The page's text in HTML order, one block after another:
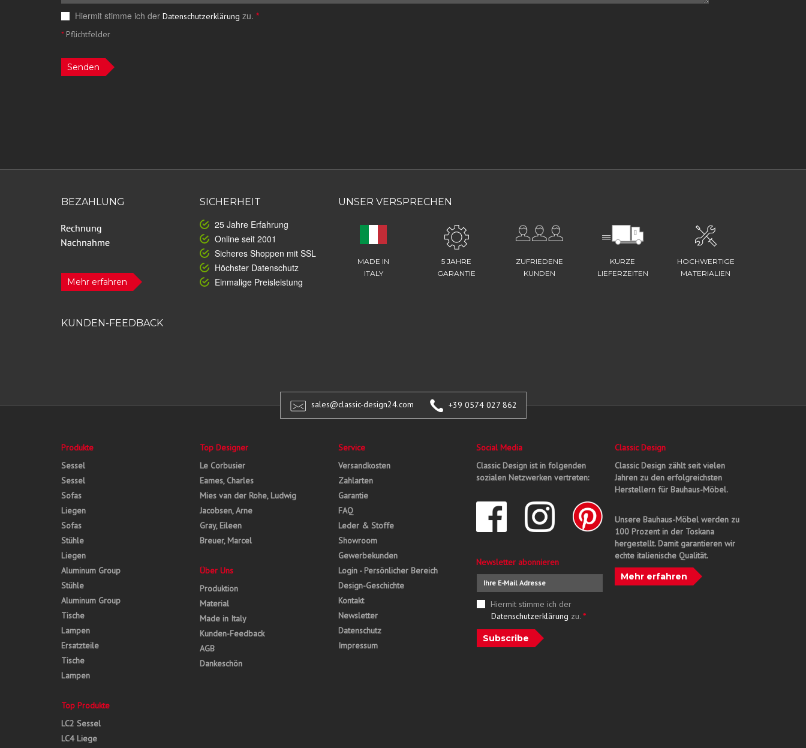
Hiermit stimme ich der Datenschutzerklärung zu. *
*Pflichtfelder
Senden
BEZAHLUNG
Mehr erfahren
SICHERHEIT
25 Jahre Erfahrung
Online seit 2001
Sicheres Shoppen mit SSL
Höchster Datenschutz
Einmalige Preisleistung
UNSER VERSPRECHEN
MADE IN
ITALY
5 JAHRE
GARANTIE
ZUFRIEDENE
KUNDEN
KURZE
LIEFERZEITEN
HOCHWERTIGE
MATERIALIEN
KUNDEN-FEEDBACK
sales@classic-design24.com +39 0574 027 862
Produkte
Sessel
Sessel
Sofas
Liegen
Sofas
Stühle
Liegen
Aluminum Group
Stühle
Aluminum Group
Tische
Lampen
Ersatzteile
Tische
Lampen
Top Produkte
LC2 Sessel
LC4 Liege
Top Designer
Le Corbusier
Eames, Charles
Mies van der Rohe, Ludwig
Jacobsen, Arne
Gray, Eileen
Breuer, Marcel
Über Uns
Produktion
Material
Made in Italy
Kunden-Feedback
AGB
Dankeschön
Service
Versandkosten
Zahlarten
Garantie
FAQ
Leder & Stoffe
Showroom
Gewerbekunden
Login - Persönlicher Bereich
Design-Geschichte
Kontakt
Newsletter
Datenschutz
Impressum
Social Media
Classic Design ist in folgenden
sozialen Netzwerken vertreten:
Newsletter abonnieren
Hiermit stimme ich der
Datenschutzerklärung zu. *
Subscribe
Classic Design
Classic Design zählt seit vielen
Jahren zu den erfolgreichsten
Herstellern für Bauhaus-Möbel.
Unsere Bauhaus-Möbel werden zu
100 Prozent in der Toskana
hergestellt. Damit garantieren wir
echte italienische Qualität.
Mehr erfahren